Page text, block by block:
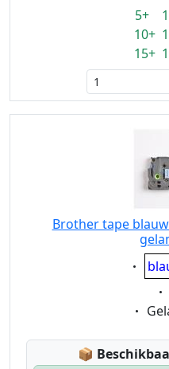
5+
10+
15+
Brother tape
📦